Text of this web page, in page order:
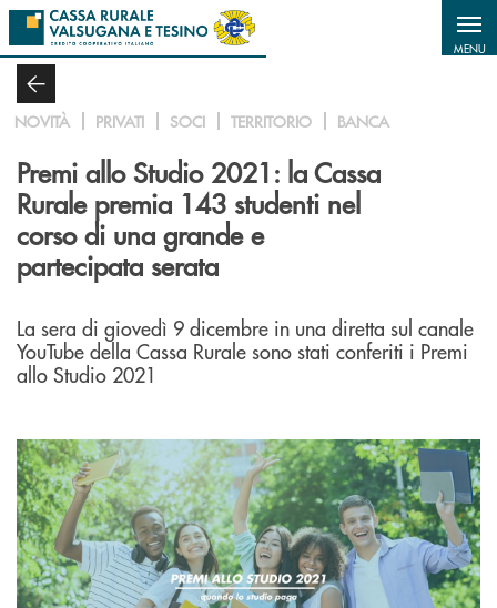
Salta al contenuto principale
MENU
NOVITÀ PRIVATI SOCI TERRITORIO BANCA
Premi allo Studio 2021: la Cassa
Rurale premia 143 studenti nel
corso di una grande e
partecipata serata
La sera di giovedì 9 dicembre in una diretta sul canale
YouTube della Cassa Rurale sono stati conferiti i Premi
allo Studio 2021